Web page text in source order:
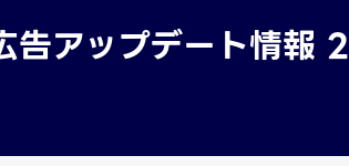
告アップデート情報